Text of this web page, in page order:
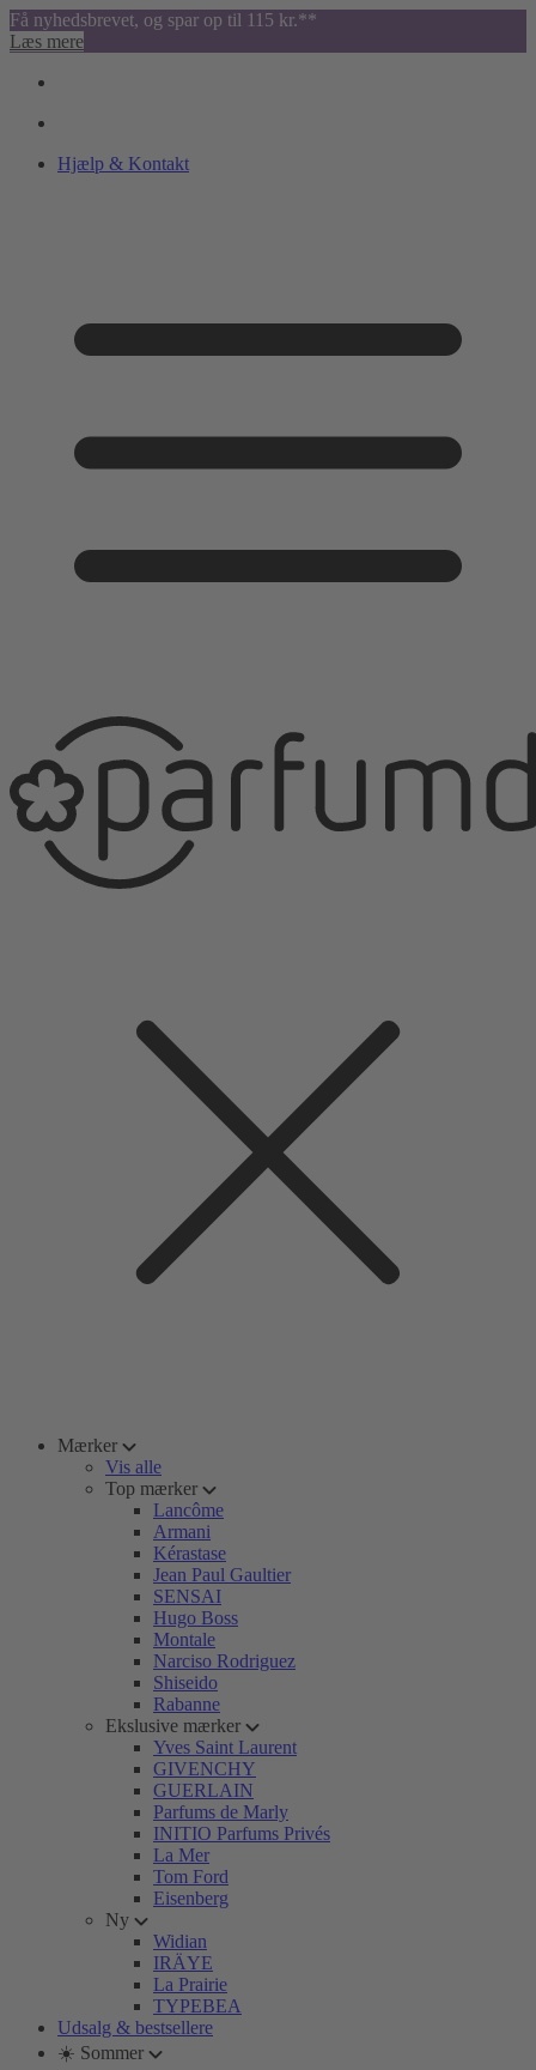
Få nyhedsbrevet, og spar op til 115 kr.**
Læs mere
Hjælp & Kontakt
Mærker
Vis alle
Top mærker
Lancôme
Armani
Kérastase
Jean Paul Gaultier
SENSAI
Hugo Boss
Montale
Narciso Rodriguez
Shiseido
Rabanne
Ekslusive mærker
Yves Saint Laurent
GIVENCHY
GUERLAIN
Parfums de Marly
INITIO Parfums Privés
La Mer
Tom Ford
Eisenberg
Ny
Widian
IRÄYE
La Prairie
TYPEBEA
Udsalg & bestsellere
☀️ Sommer